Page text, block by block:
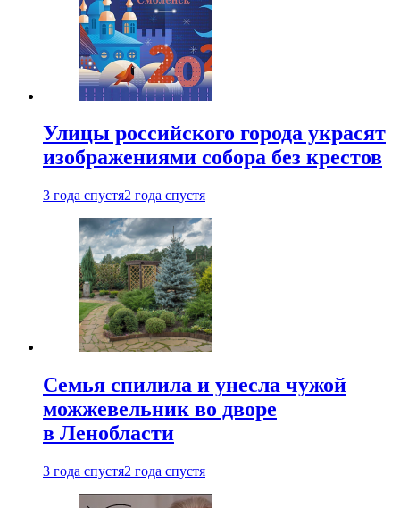
Улицы российского города украсят
изображениями собора без крестов
3 года спустя2 года спустя
Семья спилила и унесла чужой
можжевельник во дворе
в Ленобласти
3 года спустя2 года спустя